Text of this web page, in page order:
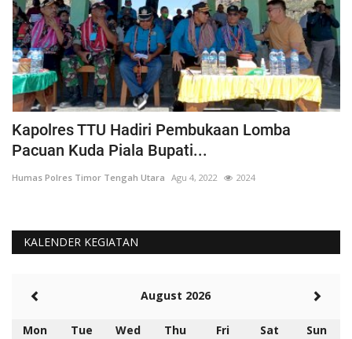
Kapolres TTU Hadiri Pembukaan Lomba
Pacuan Kuda Piala Bupati...
Humas Polres Timor Tengah Utara Agu 4, 2022 2024
KALENDER KEGIATAN
August 2026
Mon Tue Wed Thu Fri Sat
Sun